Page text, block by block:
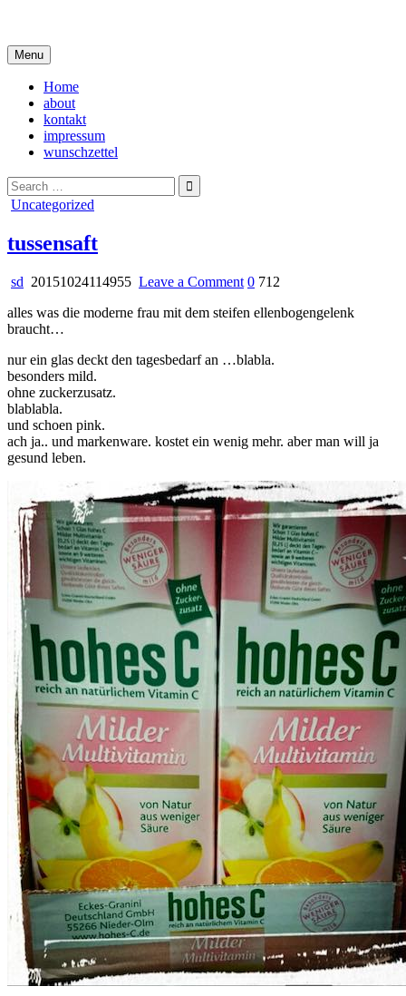
content
Menu
Home
about
kontakt
impressum
wunschzettel
Search
for:
Posted
Uncategorized
tussensaft
sd 20151024114955 Leave a Commenton
0 712
alles was die moderne frau mit dem steifen ellenbogengelenk
braucht…
nur ein glas deckt den tagesbedarf an …blabla.
besonders mild.
ohne zuckerzusatz.
blablabla.
und schoen pink.
ach ja.. und markenware. kostet ein wenig mehr. aber man will ja
gesund leben.